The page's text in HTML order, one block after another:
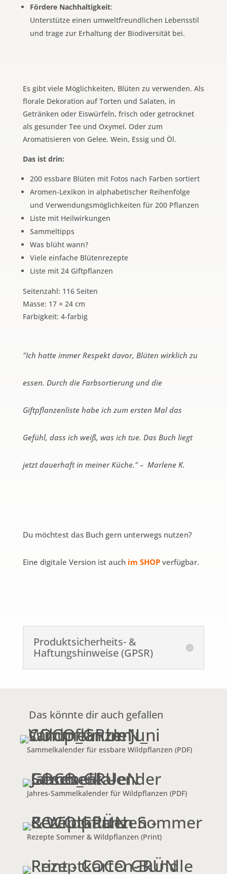
Fördere Nachhaltigkeit:
Unterstütze einen umweltfreundlichen Lebensstil
und trage zur Erhaltung der Biodiversität bei.
Es gibt viele Möglichkeiten, Blüten zu verwenden. Als
florale Dekoration auf Torten und Salaten, in
Getränken oder Eiswürfeln, frisch oder getrocknet
als gesunder Tee und Oxymel. Oder zum
Aromatisieren von Gelee, Wein, Essig und Öl.
Das ist drin:
200 essbare Blüten mit Fotos nach Farben sortiert
Aromen-Lexikon in alphabetischer Reihenfolge
und Verwendungsmöglichkeiten für 200 Pflanzen
Liste mit Heilwirkungen
Sammeltipps
Was blüht wann?
Viele einfache Blütenrezepte
Liste mit 24 Giftpflanzen
Seitenzahl: 116 Seiten
Masse: 17 × 24 cm
Farbigkeit: 4-farbig
"Ich hatte immer Respekt davor, Blüten wirklich zu
essen. Durch die Farbsortierung und die
Giftpflanzenliste habe ich zum ersten Mal das
Gefühl, dass ich weiß, was ich tue. Das Buch liegt
jetzt dauerhaft in meiner Küche."– Marlene K.
Du möchtest das Buch gern unterwegs nutzen?
Eine digitale Version ist auch im SHOPverfügbar.
Produktsicherheits- &
Haftungshinweise (GPSR)
Das könnte dir auch gefallen
Sammelkalender für essbare Wildpflanzen (PDF)
Jahres-Sammelkalender für Wildpflanzen (PDF)
Rezepte Sommer & Wildpflanzen (Print)